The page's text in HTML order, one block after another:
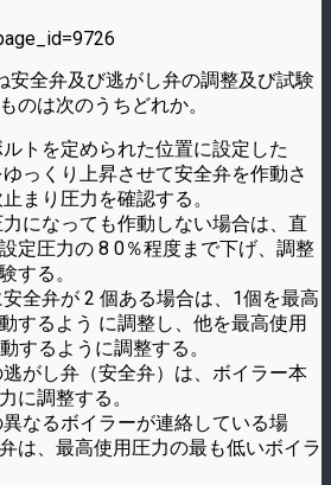
全弁及び逃がし弁の調整及び試験
のは次のうちどれか。
ルトを定められた位置に設定した
っくり上昇させて安全弁を作動さ
まり圧力を確認する。
力になっても作動しない場合は、直
定圧力の 8 0％程度まで下げ、調整
する。
安全弁が 2 個ある場合は、1個を最高
するよう に調整し、他を最高使用
するように調整する。
逃がし弁（安全弁）は、ボイラー本
に調整する。
異なるボイラーが連絡している場
は、最高使用圧力の最も低いボイラ